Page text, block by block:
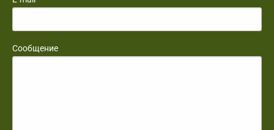
Сообщение